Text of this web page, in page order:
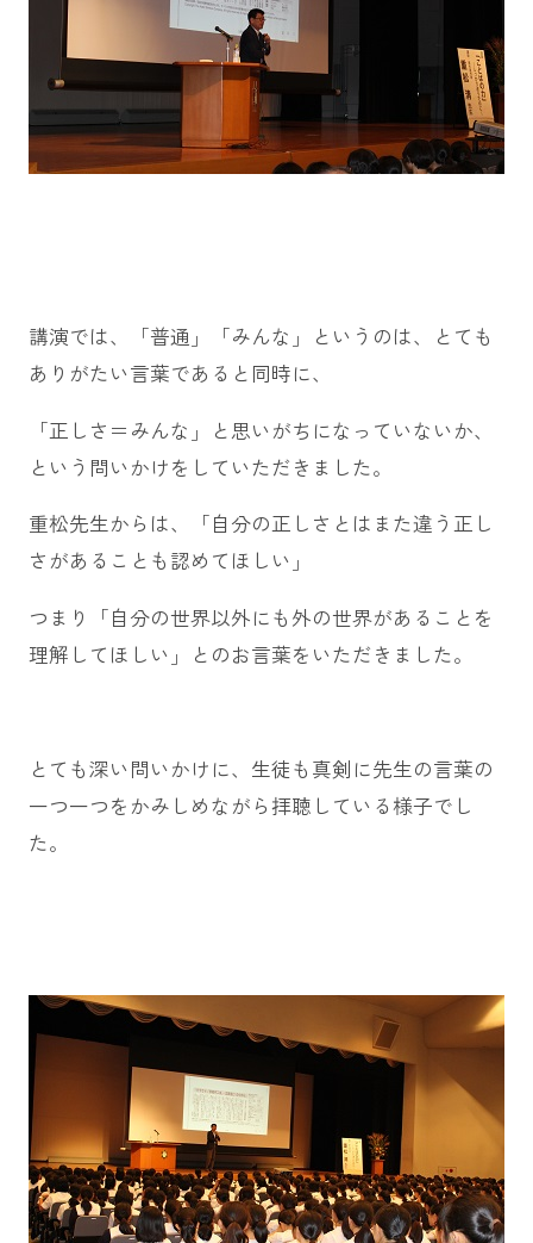
講演では、「普通」「みんな」というのは、とても
ありがたい言葉であると同時に、
「正しさ＝みんな」と思いがちになっていないか、
という問いかけをしていただきました。
重松先生からは、「自分の正しさとはまた違う正し
さがあることも認めてほしい」
つまり「自分の世界以外にも外の世界があることを
理解してほしい」とのお言葉をいただきました。
とても深い問いかけに、生徒も真剣に先生の言葉の
一つ一つをかみしめながら拝聴している様子でし
た。